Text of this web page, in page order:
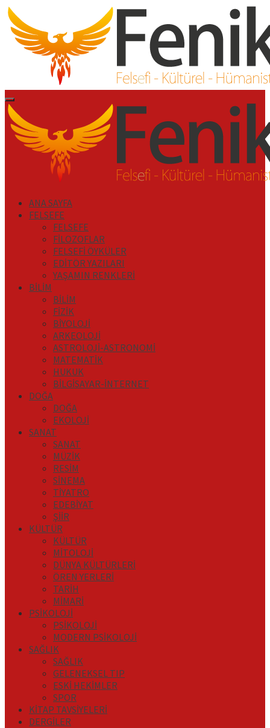
İçeriği
Geç
Primary
Menu
ANA SAYFA
FELSEFE
FELSEFE
FİLOZOFLAR
FELSEFİ ÖYKÜLER
EDİTÖR YAZILARI
YAŞAMIN RENKLERİ
BİLİM
BİLİM
FİZİK
BİYOLOJİ
ARKEOLOJİ
ASTROLOJİ-ASTRONOMİ
MATEMATİK
HUKUK
BİLGİSAYAR-İNTERNET
DOĞA
DOĞA
EKOLOJİ
SANAT
SANAT
MÜZİK
RESİM
SİNEMA
TİYATRO
EDEBİYAT
ŞİİR
KÜLTÜR
KÜLTÜR
MİTOLOJİ
DÜNYA KÜLTÜRLERİ
ÖREN YERLERİ
TARİH
MİMARİ
PSİKOLOJİ
PSİKOLOJİ
MODERN PSİKOLOJİ
SAĞLIK
SAĞLIK
GELENEKSEL TIP
ESKİ HEKİMLER
SPOR
KİTAP TAVSİYELERİ
DERGİLER